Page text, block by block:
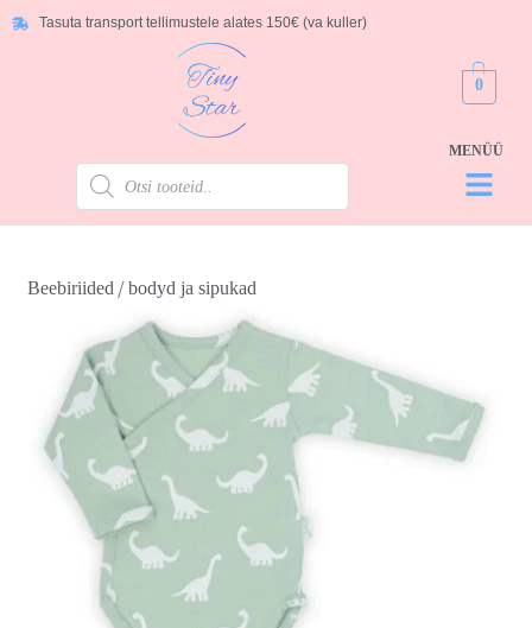
Tasuta transport tellimustele alates 150€ (va kuller)
0
Beebiriided/bodyd ja sipukad